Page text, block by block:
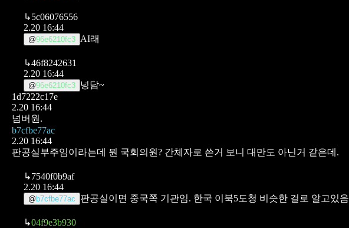
↳5c06076556
2.20 16:44
@96e6210fc3 AI래
↳46f8242631
2.20 16:44
@96e6210fc3 넝담~
1d7222c17e
2.20 16:44
넘버원.
b7cfbe77ac
2.20 16:44
판공실부주임이라는데 뭔 국회의원? 간체자로 쓴거 보니 대만도 아닌거 같은데.
↳7540f0b9af
2.20 16:44
@ b7cfbe77ac 판공실이면 중국쪽 기관임. 한국 이북5도청 비슷한 걸로 알고있음
↳04f9e3b930